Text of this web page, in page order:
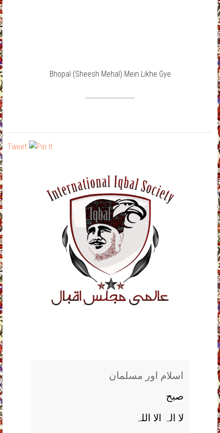
Bhopal (Sheesh Mehal) Mein Likhe Gye
-------------------------
Tweet
اسلام اور مسلمان
صبح
لا الہ الا اللہ